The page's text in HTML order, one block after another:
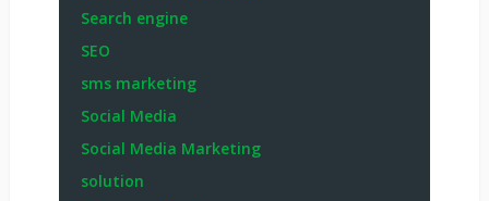
Search engine
SEO
sms marketing
Social Media
Social Media Marketing
solution